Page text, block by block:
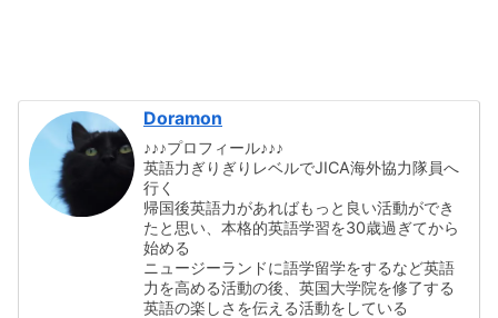
Doramon
♪♪♪プロフィール♪♪♪
英語力ぎりぎりレベルでJICA海外協力隊員へ
行く
帰国後英語力があればもっと良い活動ができ
たと思い、本格的英語学習を30歳過ぎてから
始める
ニュージーランドに語学留学をするなど英語
力を高める活動の後、英国大学院を修了する
英語の楽しさを伝える活動をしている